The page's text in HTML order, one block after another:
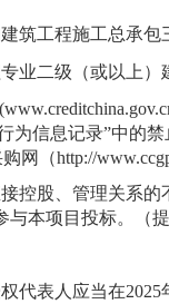
筑工程施工总承包
业二级 （或以上
为信息记录”中的
网（http://
控股、管理关系
本项目投标。（
代表人应当在2025